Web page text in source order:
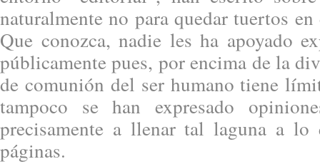
naturalmente no para quedar tuertos
Que conozca, nadie les ha apoyado
públicamente pues, por encima de la
de comunión del ser humano tiene
tampoco se han expresado
precisamente a llenar tal laguna a lo
páginas.